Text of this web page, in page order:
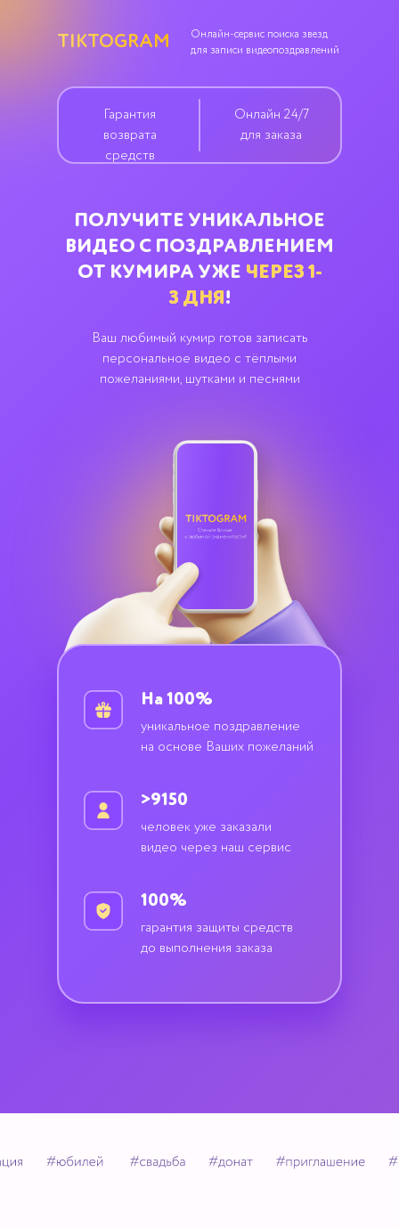
TIKTOGRAM
Ваш любимый кумир готов записать
персональное видео с тёплыми
пожеланиями, шутками и песнями
Онлайн-сервис поиска звезд
для записи видеопоздравлений
ПОЛУЧИТЕ УНИКАЛЬНОЕ
ВИДЕО С ПОЗДРАВЛЕНИЕМ
ОТ КУМИРА УЖЕ ЧЕРЕЗ 1-
3 ДНЯ!
Онлайн 24/7
для заказа
Гарантия
возврата
средств
уникальное поздравление
на основе Ваших пожеланий
На 100%
человек уже заказали
видео через наш сервис
>9150
гарантия защиты средств
до выполнения заказа
100%